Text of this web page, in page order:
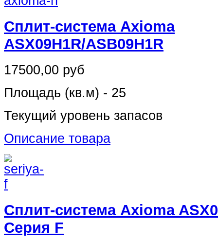
Сплит-система Axioma
ASX09H1R/ASB09H1R
17500,00 руб
Площадь (кв.м) - 25
Текущий уровень запасов
Описание товара
Сплит-система Axioma
Серия F